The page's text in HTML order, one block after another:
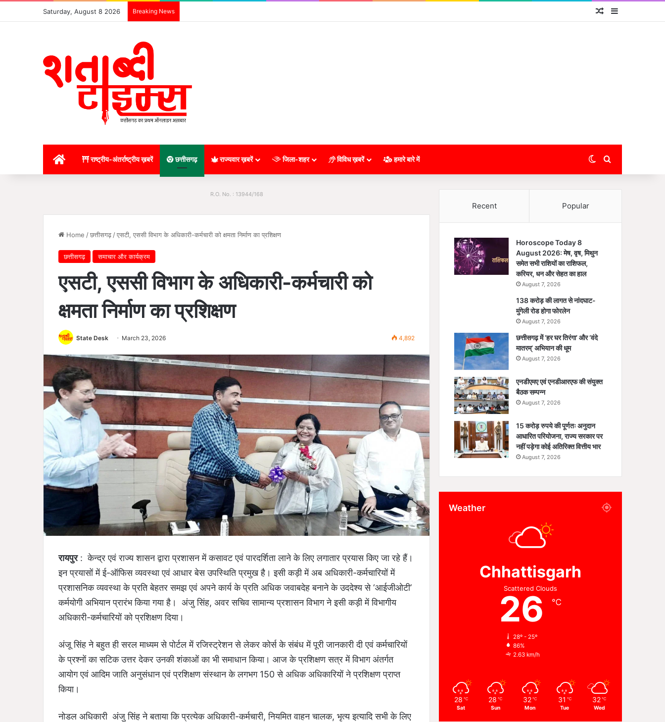
Saturday, August 8 2026 Breaking News Random Article
राष्ट्रीय-अंतर्राष्ट्रीय ख़बरें छत्तीसगढ़ राज्यवार ख़बरें जिला-शहर विविध ख़बरें हमारे बारे में Switch skin
R.O. No. : 13944/168
Home /छत्तीसगढ़ /एसटी, एससी विभाग के अधिकारी-कर्मचारी को क्षमता निर्माण का प्रशिक्षण
छत्तीसगढ़ समाचार और कार्यक्रम
एसटी, एससी विभाग के अधिकारी-कर्मचारी को
क्षमता निर्माण का प्रशिक्षण
State Desk March 23, 2026 4,892
रायपुर: केन्द्र एवं राज्य शासन द्वारा प्रशासन में कसावट एवं पारदर्शिता लाने के लिए लगातार प्रयास किए जा रहे हैं।
इन प्रयासों में ई-ऑफिस व्यवस्था एवं आधार बेस उपस्थिति प्रमुख है। इसी कड़ी में अब अधिकारी-कर्मचारियों में
प्रशासनिक व्यवस्था के प्रति बेहतर समझ एवं अपने कार्य के प्रति अधिक जवाबदेह बनाने के उददेश्य से ‘आईजीओटी’
कर्मयोगी अभियान प्रारंभ किया गया है। अंजु सिंह, अवर सचिव सामान्य प्रशासन विभाग ने इसी कड़ी में विभागीय
अधिकारी-कर्मचारियों को प्रशिक्षण दिया।
अंजू सिंह ने बहुत ही सरल माध्यम से पोर्टल में रजिस्ट्रेशन से लेकर कोर्स के संबंध में पूरी जानकारी दी एवं कर्मचारियों
के प्रश्नों का सटिक उत्तर देकर उनकी शंकाओं का भी समाधान किया। आज के प्रशिक्षण सत्र में विभाग अंतर्गत
आयोग एवं आदिम जाति अनुसंधान एवं प्रशिक्षण संस्थान के लगभग 150 से अधिक अधिकारियों ने प्रशिक्षण प्राप्त
किया।
नोडल अधिकारी अंजु सिंह ने बताया कि प्रत्येक अधिकारी-कर्मचारी, नियमित वाहन चालक, भृत्य इत्यादि सभी के लिए
Recent Popular
Horoscope Today 8
August 2026: मेष, वृष, मिथुन
समेत सभी राशियों का राशिफल,
करियर, धन और सेहत का हाल
August 7, 2026
138 करोड़ की लागत से नांदघाट-
मुंगेली रोड होगा फोरलेन
August 7, 2026
छत्तीसगढ़ में ‘हर घर तिरंगा’ और ‘वंदे
मातरम्’ अभियान की धूम
August 7, 2026
एनडीएमए एवं एनडीआरएफ की संयुक्त
बैठक सम्पन्न
August 7, 2026
15 करोड़ रुपये की पूर्णतः अनुदान
आधारित परियोजना, राज्य सरकार पर
नहीं पड़ेगा कोई अतिरिक्त वित्तीय भार
August 7, 2026
Weather
Chhattisgarh
Scattered Clouds
26 ℃
28º - 25º
86%
2.63 km/h
28 ℃
Sat
28 ℃
Sun
32 ℃
Mon
31 ℃
Tue
32 ℃
Wed